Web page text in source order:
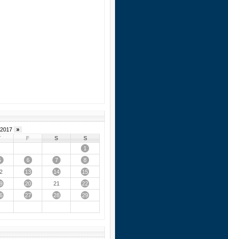
»
F S
S
1
6 7
8
13 14
15
20 21
22
27 28 29